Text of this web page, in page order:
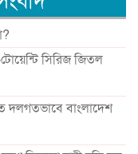
টোয়েন্টি সিরিজ জিতল
দলগতভাবে বাংলাদেশ